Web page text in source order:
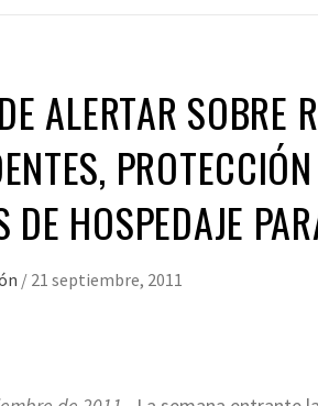
ALERTAR SOBRE
DE HOSPEDAJE
/ 21 septiembre, 2011